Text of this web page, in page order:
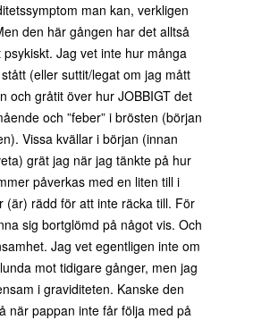
man kan, verkligen
den här gången har det alltså
psykiskt. Jag vet inte hur många
(eller suttit/legat om jag mått
och gråtit över hur JOBBIGT det
och ”feber” i brösten (början
Vissa kvällar i början (innan
grät jag när jag tänkte på hur
påverkas med en liten till i
(är) rädd för att inte räcka till. För
sig bortglömd på något vis. Och
Jag vet egentligen inte om
mot tidigare gånger, men jag
i graviditeten. Kanske den
när pappan inte får följa med på